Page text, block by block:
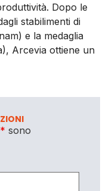
Dopo le
stabilimenti di
e la medaglia
Arcevia ottiene un
* sono